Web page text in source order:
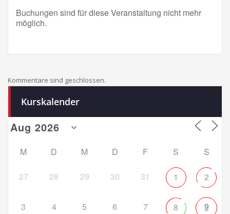
Buchungen sind für diese Veranstaltung nicht mehr
möglich.
Kommentare sind geschlossen.
Kurskalender
M D M D F S S
27 28 29 30 31 1 2
3 4 5 6 7 8 9